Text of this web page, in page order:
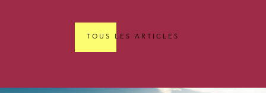
TOUS LES ARTICLES